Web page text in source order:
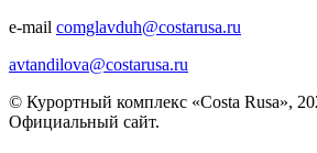
e-mail comglavduh@costarusa.ru
avtandilova@costarusa.ru
© Курортный комплекс «Costa Rusa»,
Официальный сайт.